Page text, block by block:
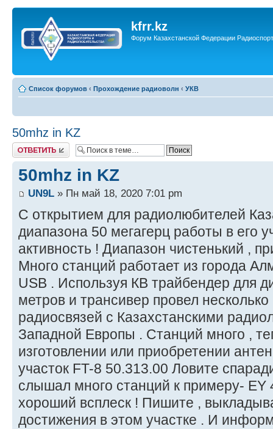
kfrr.kz
Форум Казахстанской Федерации
Список форумов ‹ Прохождение радиоволн ‹ УКВ
50mhz in KZ
Ответить
50mhz in KZ
UN9L » Пн май 18, 2020 7:01 pm
С открытием для радиолюбителей
диапазона 50 мегагерц работы в его
активность ! Диапазон чистенький ,
Много станций работает из города
USB . Используя КВ трайбендер для
метров и трансивер провел
радиосвязей с Казахстанскими
Западной Европы . Станций много ,
изготовлении или приобретении
участок FT-8 50.313.00 Ловите
слышал много станций к примеру-
хороший всплеск ! Пишите ,
достижения в этом участке . И